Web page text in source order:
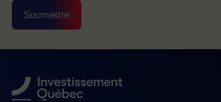
Cette question sert à vérifier si vous êtes
Soumettre